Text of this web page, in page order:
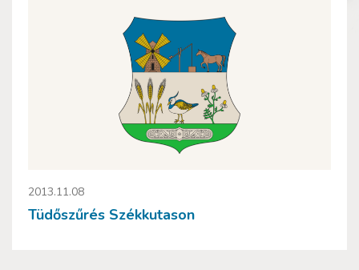
2013.11.08
Tüdőszűrés Székkutason